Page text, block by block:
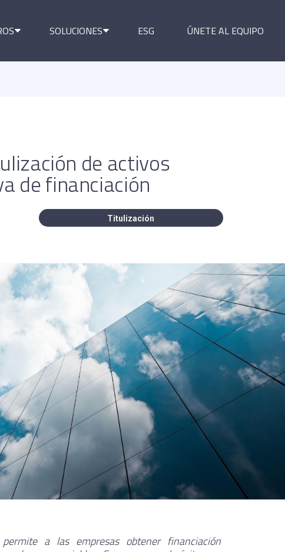
SOLUCIONES ESG ÚNETE AL EQUIPO
de activos
de financiación
Titulización
a las empresas obtener financiación